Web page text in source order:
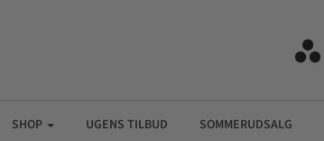
SHOP UGENS TILBUD SOMMERUDSALG